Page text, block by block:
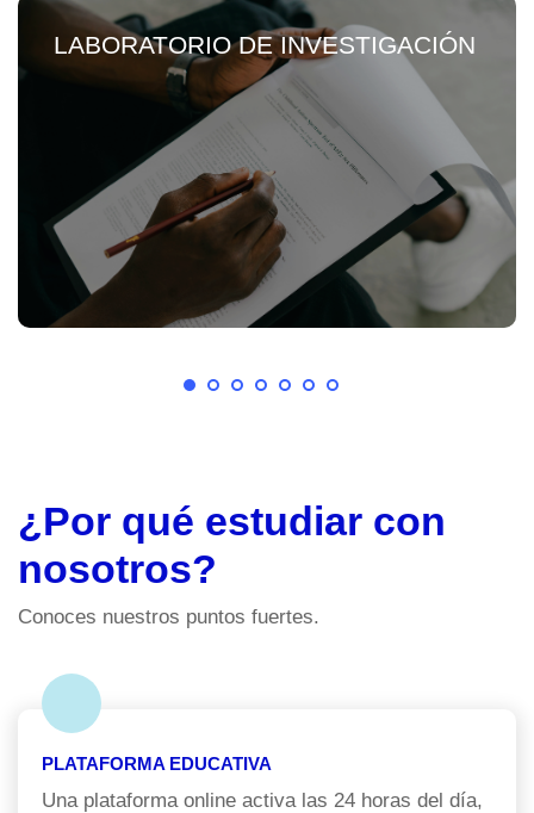
LABORATORIO DE INVESTIGACIÓN
¿Por qué estudiar con
nosotros?
Conoces nuestros puntos fuertes.
PLATAFORMA EDUCATIVA
Una plataforma online activa las 24 horas del día,